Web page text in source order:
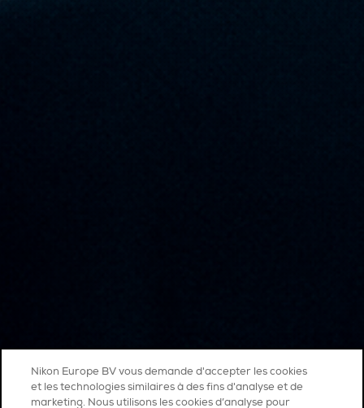
Nikon Europe BV vous demande d'accepter les cookies
et les technologies similaires à des fins d'analyse et de
marketing. Nous utilisons les cookies d’analyse pour